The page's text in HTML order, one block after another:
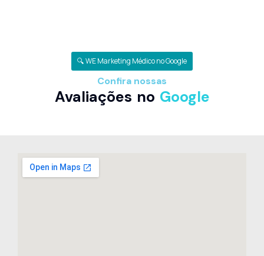
🔍 WE Marketing Médico no Google
Confira nossas
Avaliações no Google